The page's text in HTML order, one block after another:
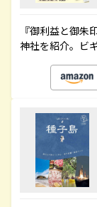
『御利益と御
神社を紹介。ビ